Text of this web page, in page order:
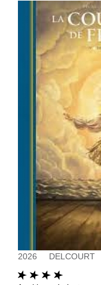
2026 DELCOURT